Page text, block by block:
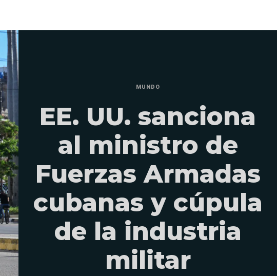
MUNDO
EE. UU. sanciona
al ministro de
Fuerzas Armadas
cubanas y cúpula
de la industria
militar